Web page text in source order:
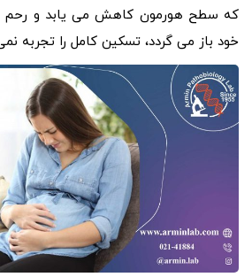
که سطح هورمون کاهش می یابد و رحم به
خود باز می گردد، تسکین کامل را تجربه